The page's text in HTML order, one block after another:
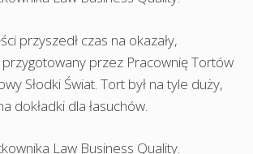
przyszedł czas na okazały,
przez Pracownię Tortów
Słodki Świat. Tort był na tyle duży,
dokładki dla łasuchów.